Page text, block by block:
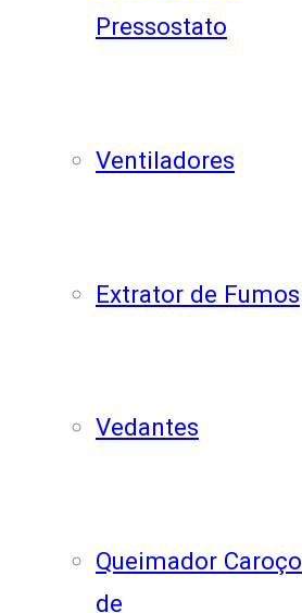
Pressostato
Ventiladores
Extrator de Fumos
Vedantes
Queimador Caroço
de